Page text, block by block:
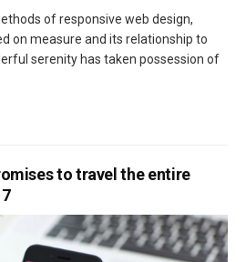
of responsive web design,
on measure and its relationship to
serenity has taken possession of
to travel the entire